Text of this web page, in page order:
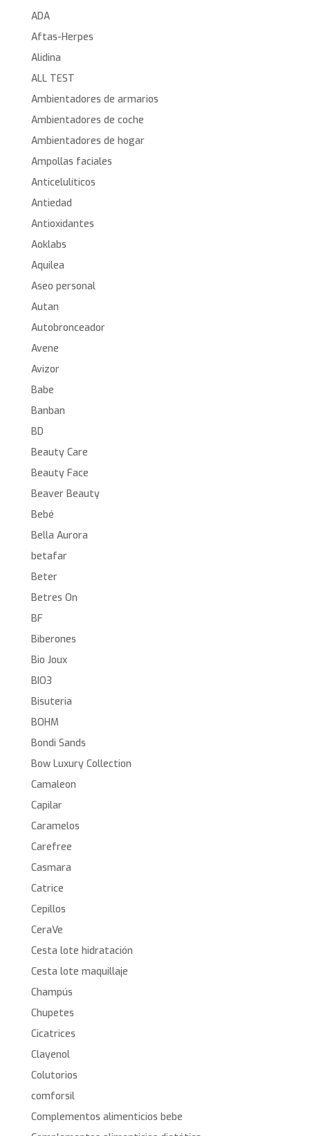
ADA
Aftas-Herpes
Alidina
ALL TEST
Ambientadores de armarios
Ambientadores de coche
Ambientadores de hogar
Ampollas faciales
Anticelulíticos
Antiedad
Antioxidantes
Aoklabs
Aquilea
Aseo personal
Autan
Autobronceador
Avene
Avizor
Babe
Banban
BD
Beauty Care
Beauty Face
Beaver Beauty
Bebé
Bella Aurora
betafar
Beter
Betres On
BF
Biberones
Bio Joux
BIO3
Bisuteria
BOHM
Bondi Sands
Bow Luxury Collection
Camaleon
Capilar
Caramelos
Carefree
Casmara
Catrice
Cepillos
CeraVe
Cesta lote hidratación
Cesta lote maquillaje
Champús
Chupetes
Cicatrices
Clayenol
Colutorios
comforsil
Complementos alimenticios bebe